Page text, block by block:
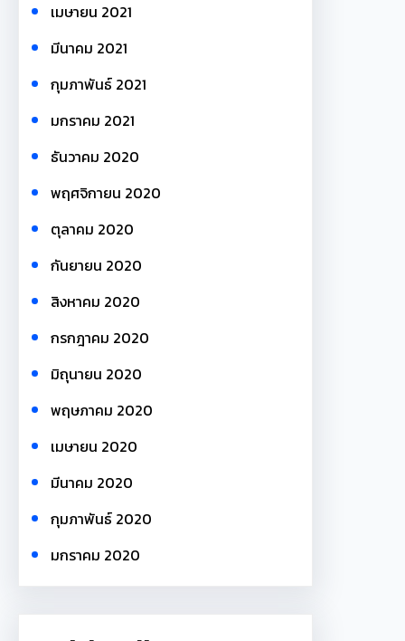
เมษายน 2021
มีนาคม 2021
กุมภาพันธ์ 2021
มกราคม 2021
ธันวาคม 2020
พฤศจิกายน 2020
ตุลาคม 2020
กันยายน 2020
สิงหาคม 2020
กรกฎาคม 2020
มิถุนายน 2020
พฤษภาคม 2020
เมษายน 2020
มีนาคม 2020
กุมภาพันธ์ 2020
มกราคม 2020